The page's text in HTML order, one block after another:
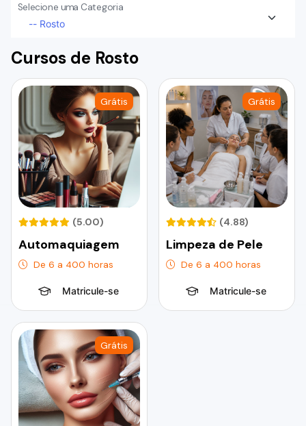
Selecione uma Categoria
Cursos de Rosto
Grátis
(5.00)
Automaquiagem
De 6 a 400 horas
Matricule-se
Grátis
(4.88)
Limpeza de Pele
De 6 a 400 horas
Matricule-se
Grátis